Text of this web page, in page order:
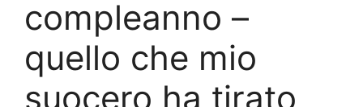
compleanno –
quello che mio
suocero ha tirato